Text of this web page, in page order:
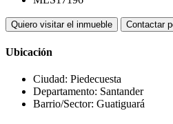
Quiero visitar el inmueble Contactar
Ubicación
Ciudad: Piedecuesta
Departamento: Santander
Barrio/Sector: Guatiguará